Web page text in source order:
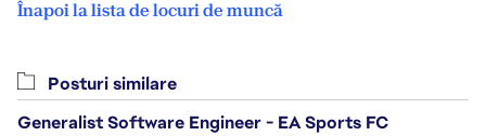
Înapoi la lista de locuri de muncă
Posturi similare
Generalist Software Engineer - EA Sports FC